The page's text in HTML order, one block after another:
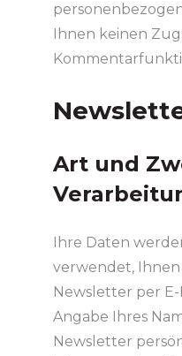
Ihnen keinen
Art und
Ihre Daten
verwendet,
Newsletter per
Angabe Ihres
Newsletter